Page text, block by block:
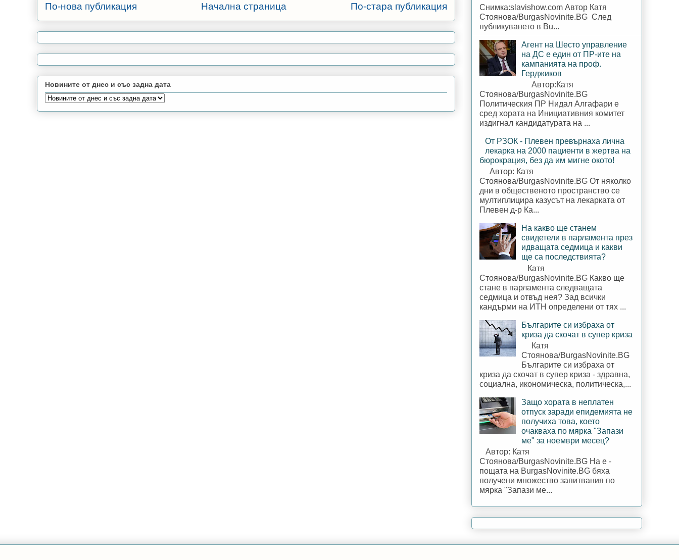
По-нова публикация По-стара публикация
Начална страница
Новините от днес и със задна дата
Снимка:slavishow.com Автор Катя
Стоянова/BurgasNovinite.BG След
публикуването в Bu...
Агент на Шесто управление
на ДС е един от ПР-ите на
кампанията на проф.
Герджиков
Автор:Катя
Стоянова/BurgasNovinite.BG
Политическия ПР Нидал Алгафари е
сред хората на Инициативния комитет
издигнал кандидатурата на ...
От РЗОК - Плевен превърнаха лична
лекарка на 2000 пациенти в жертва на
бюрокрация, без да им мигне окото!
Автор: Катя
Стоянова/BurgasNovinite.BG От няколко
дни в общественото пространство се
мултиплицира казусът на лекарката от
Плевен д-р Ка...
На какво ще станем
свидетели в парламента през
идващата седмица и какви
ще са последствията?
Катя
Стоянова/BurgasNovinite.BG Какво ще
стане в парламента следващата
седмица и отвъд нея? Зад всички
кандърми на ИТН определени от тях ...
Българите си избраха от
криза да скочат в супер криза
Катя
Стоянова/BurgasNovinite.BG
Българите си избраха от
криза да скочат в супер криза - здравна,
социална, икономическа, политическа,...
Защо хората в неплатен
отпуск заради епидемията не
получиха това, което
очакваха по мярка "Запази
ме" за ноември месец?
Автор: Катя
Стоянова/BurgasNovinite.BG На е -
пощата на BurgasNovinite.BG бяха
получени множество запитвания по
мярка "Запази ме...